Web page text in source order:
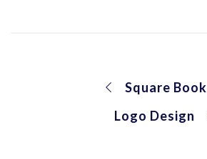
Square Book
Logo Design